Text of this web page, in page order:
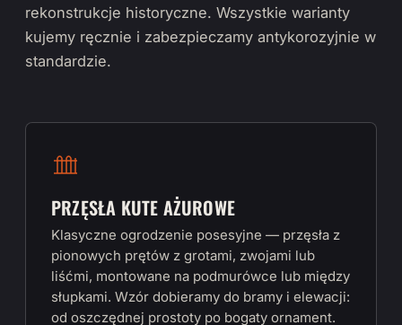
rekonstrukcje historyczne. Wszystkie warianty
kujemy ręcznie i zabezpieczamy antykorozyjnie w
standardzie.
PRZĘSŁA KUTE AŻUROWE
Klasyczne ogrodzenie posesyjne — przęsła z
pionowych prętów z grotami, zwojami lub
liśćmi, montowane na podmurówce lub między
słupkami. Wzór dobieramy do bramy i elewacji:
od oszczędnej prostoty po bogaty ornament.